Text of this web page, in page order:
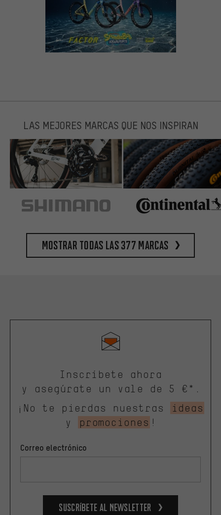
LAS MEJORES MARCAS QUE NOS INSPIRAN
Mostrar todas las 377 marcas
Inscríbete ahora
y asegúrate un vale de 5 €*.
¡No te pierdas nuestras
ideas
y
promociones !
Correo electrónico
Suscríbete al newsletter